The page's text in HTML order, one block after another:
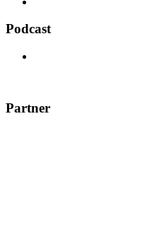
Podcast
Partner